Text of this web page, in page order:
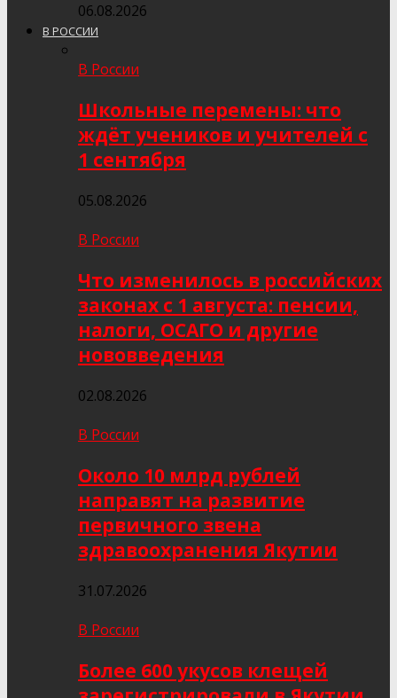
06.08.2026
В РОССИИ
В России
Школьные перемены: что
ждёт учеников и учителей с
1 сентября
05.08.2026
В России
Что изменилось в российских
законах с 1 августа: пенсии,
налоги, ОСАГО и другие
нововведения
02.08.2026
В России
Около 10 млрд рублей
направят на развитие
первичного звена
здравоохранения Якутии
31.07.2026
В России
Более 600 укусов клещей